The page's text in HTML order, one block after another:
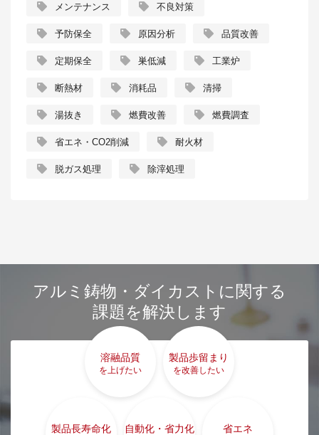
メンテナンス 不良対策
予防保全 原因分析 品質改善
定期保全 巣低減 工業炉
断熱材 消耗品 清掃
湯抜き 燃費改善 燃費調査
省エネ・CO2削減 耐火材
脱ガス処理 除滓処理
アルミ鋳物・ダイカストに関する
課題を解決します
溶融品質
を上げたい
製品歩留まり
を改善したい
製品長寿命化 自動化・省力化 省エネ